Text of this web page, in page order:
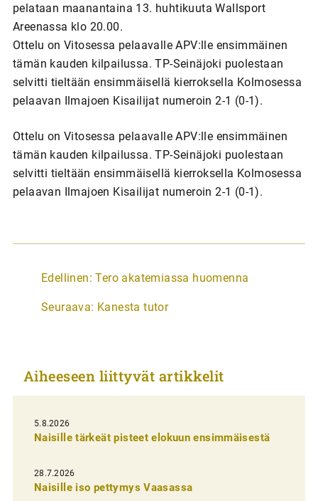
pelataan maanantaina 13. huhtikuuta Wallsport
Areenassa klo 20.00.
Ottelu on Vitosessa pelaavalle APV:lle ensimmäinen
tämän kauden kilpailussa. TP-Seinäjoki puolestaan
selvitti tieltään ensimmäisellä kierroksella Kolmosessa
pelaavan Ilmajoen Kisailijat numeroin 2-1 (0-1).
Ottelu on Vitosessa pelaavalle APV:lle ensimmäinen
tämän kauden kilpailussa. TP-Seinäjoki puolestaan
selvitti tieltään ensimmäisellä kierroksella Kolmosessa
pelaavan Ilmajoen Kisailijat numeroin 2-1 (0-1).
A
t
k
e
l
i
e
n
Edellinen: Tero akatemiassa huomenna
Seuraava: Kanesta tutor
Aiheeseen liittyvät artikkelit
5.8.2026
Naisille tärkeät pisteet elokuun ensimmäisestä
28.7.2026
Naisille iso pettymys Vaasassa